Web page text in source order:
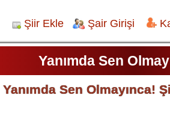
Şiir Ekle Şair Girişi
Yanımda Sen
Yanımda Sen Olmayınca!